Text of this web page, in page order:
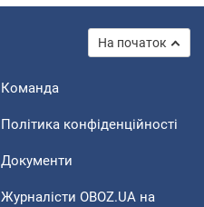
На початок
Команда
Політика конфіденційності
Документи
Журналісти OBOZ.UA на